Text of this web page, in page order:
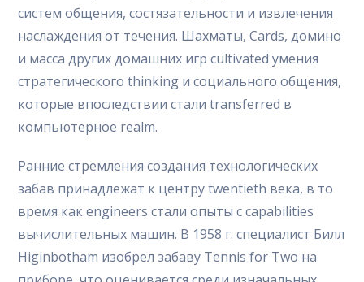
систем общения, состязательности и извлечения
наслаждения от течения. Шахматы, Cards, домино
и масса других домашних игр cultivated умения
стратегического thinking и социального общения,
которые впоследствии стали transferred в
компьютерное realm.
Ранние стремления создания технологических
забав принадлежат к центру twentieth века, в то
время как engineers стали опыты с capabilities
вычислительных машин. В 1958 г. специалист Билл
Higinbotham изобрел забаву Tennis for Two на